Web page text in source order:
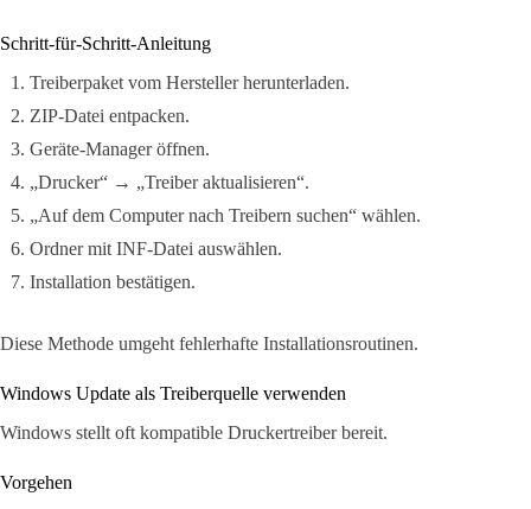
Schritt-für-Schritt-Anleitung
Treiberpaket vom Hersteller herunterladen.
ZIP-Datei entpacken.
Geräte-Manager öffnen.
„Drucker“ → „Treiber aktualisieren“.
„Auf dem Computer nach Treibern suchen“ wählen.
Ordner mit INF-Datei auswählen.
Installation bestätigen.
Diese Methode umgeht fehlerhafte Installationsroutinen.
Windows Update als Treiberquelle verwenden
Windows stellt oft kompatible Druckertreiber bereit.
Vorgehen